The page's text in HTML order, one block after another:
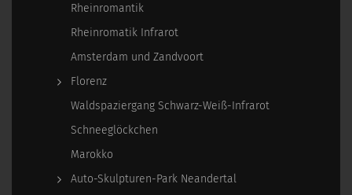
Rheinromantik
Rheinromatik Infrarot
Amsterdam und Zandvoort
Florenz
Waldspaziergang Schwarz-Weiß-Infrarot
Schneeglöckchen
Marokko
Auto-Skulpturen-Park Neandertal